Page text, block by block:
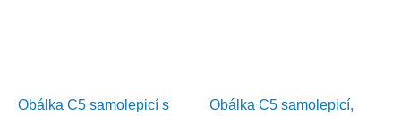
Obálka C5 samolepicí s
Obálka C5 samolepicí,